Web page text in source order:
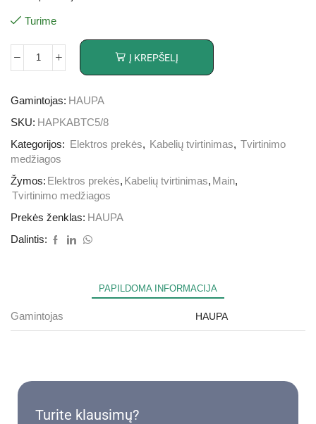
Turime
Į KREPŠELĮ
Gamintojas: HAUPA
SKU: HAPKABTC5/8
Kategorijos:
Elektros prekės, Kabelių tvirtinimas, Tvirtinimo
medžiagos
Žymos: Elektros prekės, Kabelių tvirtinimas, Main,
Tvirtinimo medžiagos
Prekės ženklas: HAUPA
Dalintis:
PAPILDOMA INFORMACIJA
Gamintojas HAUPA
Turite klausimų?